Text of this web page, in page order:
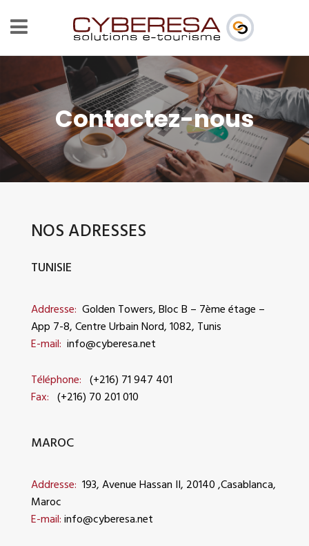
Contactez-nous
NOS ADRESSES
TUNISIE
Addresse: Golden Towers, Bloc B – 7ème étage –
App 7-8,Centre Urbain Nord, 1082, Tunis
E-mail: info@cyberesa.net
Téléphone: (+216) 71 947 401
Fax: (+216) 70 201 010
MAROC
Addresse: 193, Avenue Hassan II, 20140 ,Casablanca,
Maroc
E-mail:info@cyberesa.net